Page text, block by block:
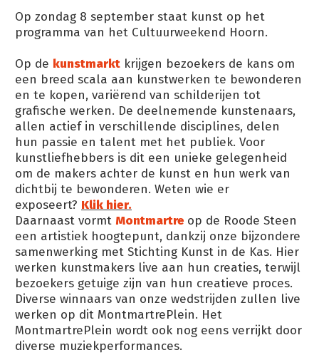
Op zondag 8 september staat kunst op het
programma van het Cultuurweekend Hoorn.
Op de kunstmarkt krijgen bezoekers de kans om
een breed scala aan kunstwerken te bewonderen
en te kopen, variërend van schilderijen tot
grafische werken. De deelnemende kunstenaars,
allen actief in verschillende disciplines, delen
hun passie en talent met het publiek. Voor
kunstliefhebbers is dit een unieke gelegenheid
om de makers achter de kunst en hun werk van
dichtbij te bewonderen. Weten wie er
exposeert? Klik hier.
Daarnaast vormt Montmartre op de Roode Steen
een artistiek hoogtepunt, dankzij onze bijzondere
samenwerking met Stichting Kunst in de Kas. Hier
werken kunstmakers live aan hun creaties, terwijl
bezoekers getuige zijn van hun creatieve proces.
Diverse winnaars van onze wedstrijden zullen live
werken op dit MontmartrePlein. Het
MontmartrePlein wordt ook nog eens verrijkt door
diverse muziekperformances.